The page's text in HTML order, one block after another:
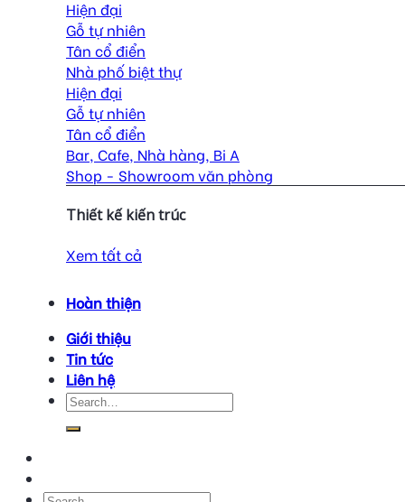
Hiện đại
Gỗ tự nhiên
Tân cổ điển
Nhà phố biệt thự
Hiện đại
Gỗ tự nhiên
Tân cổ điển
Bar, Cafe, Nhà hàng, Bi A
Shop - Showroom văn phòng
Thiết kế kiến trúc
Xem tất cả
Hoàn thiện
Giới thiệu
Tin tức
Liên hệ